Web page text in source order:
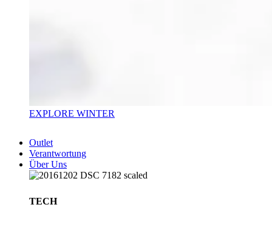
EXPLORE WINTER
Outlet
Verantwortung
Über Uns
TECH